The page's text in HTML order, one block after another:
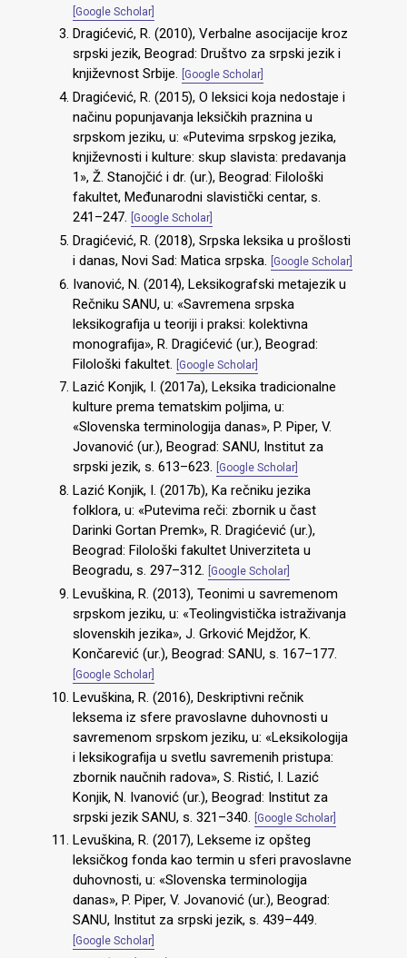
[Google Scholar]
Dragićević, R. (2010), Verbalne asocijacije kroz
srpski jezik, Beograd: Društvo za srpski jezik i
književnost Srbije.
[Google Scholar]
Dragićević, R. (2015), O leksici koja nedostaje i
načinu popunjavanja leksičkih praznina u
srpskom jeziku, u: «Putevima srpskog jezika,
književnosti i kulture: skup slavista: predavanja
1», Ž. Stanojčić i dr. (ur.), Beograd: Filološki
fakultet, Međunarodni slavistički centar, s.
241–247.
[Google Scholar]
Dragićević, R. (2018), Srpska leksika u prošlosti
i danas, Novi Sad: Matica srpska.
[Google Scholar]
Ivanović, N. (2014), Leksikografski metajezik u
Rečniku SANU, u: «Savremena srpska
leksikografija u teoriji i praksi: kolektivna
monografija», R. Dragićević (ur.), Beograd:
Filološki fakultet.
[Google Scholar]
Lazić Konjik, I. (2017a), Leksika tradicionalne
kulture prema tematskim poljima, u:
«Slovenska terminologija danas», P. Piper, V.
Jovanović (ur.), Beograd: SANU, Institut za
srpski jezik, s. 613–623.
[Google Scholar]
Lazić Konjik, I. (2017b), Ka rečniku jezika
folklora, u: «Putevima reči: zbornik u čast
Darinki Gortan Premk», R. Dragićević (ur.),
Beograd: Filološki fakultet Univerziteta u
Beogradu, s. 297–312.
[Google Scholar]
Levuškina, R. (2013), Teonimi u savremenom
srpskom jeziku, u: «Teolingvistička istraživanja
slovenskih jezika», J. Grković Mejdžor, K.
Končarević (ur.), Beograd: SANU, s. 167–177.
[Google Scholar]
Levuškina, R. (2016), Deskriptivni rečnik
leksema iz sfere pravoslavne duhovnosti u
savremenom srpskom jeziku, u: «Leksikologija
i leksikografija u svetlu savremenih pristupa:
zbornik naučnih radova», S. Ristić, I. Lazić
Konjik, N. Ivanović (ur.), Beograd: Institut za
srpski jezik SANU, s. 321–340.
[Google Scholar]
Levuškina, R. (2017), Lekseme iz opšteg
leksičkog fonda kao termin u sferi pravoslavne
duhovnosti, u: «Slovenska terminologija
danas», P. Piper, V. Jovanović (ur.), Beograd:
SANU, Institut za srpski jezik, s. 439–449.
[Google Scholar]